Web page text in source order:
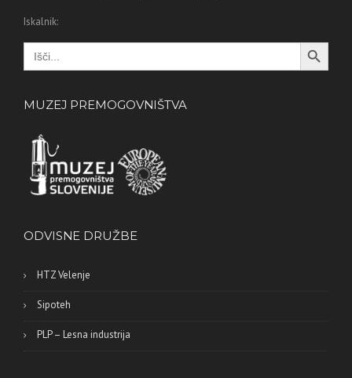
Iskalnik:
Search
for:
Search Button
MUZEJ PREMOGOVNIŠTVA
ODVISNE DRUŽBE
HTZ Velenje
Sipoteh
PLP – Lesna industrija